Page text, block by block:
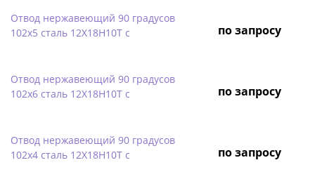
Отвод нержавеющий 90 градусов
102х5 сталь 12Х18Н10Т с
по запросу
Отвод нержавеющий 90 градусов
102х6 сталь 12Х18Н10Т с
по запросу
Отвод нержавеющий 90 градусов
102х4 сталь 12Х18Н10Т с
по запросу